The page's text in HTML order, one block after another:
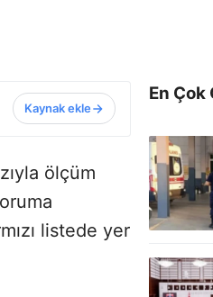
Kaynak ekle
ölçüm
listede yer
En